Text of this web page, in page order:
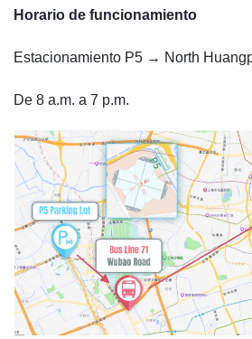
Horario de funcionamiento
Estacionamiento P5 → North
De 8 a.m. a 7 p.m.